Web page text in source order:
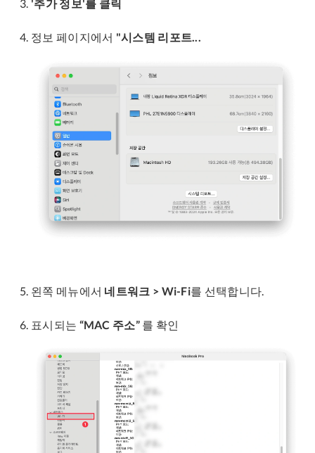
'추가 정보'를 클릭
정보 페이지에서 "시스템 리포트...
왼쪽 메뉴에서 네트워크 > Wi-Fi를 선택합니다.
표시되는 “MAC 주소”를 확인